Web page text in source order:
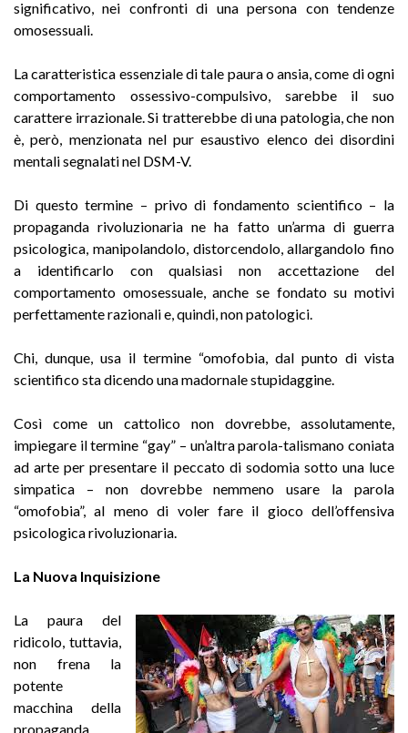
significativo, nei confronti di una persona con tendenze
omosessuali.
La caratteristica essenziale di tale paura o ansia, come di ogni
comportamento ossessivo-compulsivo, sarebbe il suo
carattere irrazionale. Si tratterebbe di una patologia, che non
è, però, menzionata nel pur esaustivo elenco dei disordini
mentali segnalati nel DSM-V.
Di questo termine – privo di fondamento scientifico – la
propaganda rivoluzionaria ne ha fatto un’arma di guerra
psicologica, manipolandolo, distorcendolo, allargandolo fino
a identificarlo con qualsiasi non accettazione del
comportamento omosessuale, anche se fondato su motivi
perfettamente razionali e, quindi, non patologici.
Chi, dunque, usa il termine “omofobia, dal punto di vista
scientifico sta dicendo una madornale stupidaggine.
Così come un cattolico non dovrebbe, assolutamente,
impiegare il termine “gay” – un’altra parola-talismano coniata
ad arte per presentare il peccato di sodomia sotto una luce
simpatica – non dovrebbe nemmeno usare la parola
“omofobia”, al meno di voler fare il gioco dell’offensiva
psicologica rivoluzionaria.
La Nuova Inquisizione
La paura del
ridicolo, tuttavia,
non frena la
potente
macchina della
propaganda